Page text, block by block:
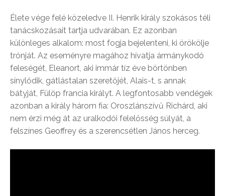
Élete vége felé közeledve II. Henrik király szokásos téli
tanácskozásait tartja udvarában. Ez azonban
különleges alkalom: most fogja bejelenteni, ki örökölje
trónját. Az eseményre magához hívatja ármánykodó
feleségét, Eleanort, aki immár tíz éve börtönben
sínylődik, gátlástalan szeretőjét, Alais-t, s annak
bátyját, Fülöp francia királyt. A legfontosabb vendégek
azonban a király három fia: Oroszlánszívű Richárd, aki
nem érzi még át az uralkodói felelősség súlyát, a
felszínes Geoffrey és a szerencsétlen János herceg.